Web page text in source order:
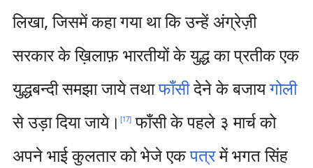
लिखा, जिसमें कहा गया था कि उन्हें अंग्रेज़ी
सरकार के ख़िलाफ़ भारतीयों के युद्ध का प्रतीक एक
युद्धबन्दी समझा जाये तथाफाँसीदेने के बजायगोली
से उड़ा दिया जाये। [17]फाँसी के पहले ३ मार्च को
अपने भाई कुलतार को भेजे एकपत्रमें भगत सिंह